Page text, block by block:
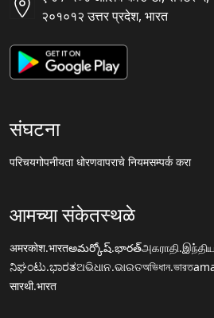
२०१०१२ उत्तर प्रदेश, भारत
संघटना
परिचयगोपनीयता धोरणवापराचे नियमसम्पर्क करा
आमच्या संकेतस्थळे
अमरकोश.भारतఅమర్కోష్.భారత్
ನಿಘಂಟು.ಭಾರತଅଭିଧାନ.ଭାରତঅভিধান.ভারত
सारथी.भारत